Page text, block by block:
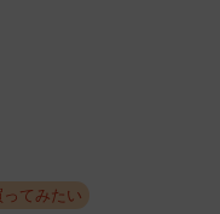
、小学生の頃は家で
う感覚はなかったで
ってみたい